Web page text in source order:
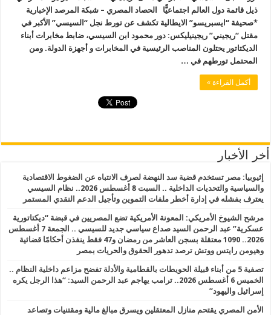
ذيل قائمة دول العالم اجتماعيًّا الحصاد المصري – شبكة المرصد الإخبارية
*صحيفة “ايسبريسو” الايطالية تكشف عن تورط نجل “السيسي” الأكبر في
مقتل “ريجيني” ريجينيليكس: دور محمود ابن السيسي، ضابط مخابرات أبناء
الديكتاتور يحتلون المناصب الرئيسية في المخابرات و أجهزة الدولة. ومن
المحتمل تورطهم في …
أكمل القراءة »
أخر الأخبار
إثيوبيا: مصر تستخدم قضية سد النهضة لصرف الانتباه عن الضغوط الاقتصادية
والسياسية والتحديات الداخلية .. السبت 8 أغسطس 2026.. نظام السيسي
يعترف بفشله في إدارة أخطر ملفات التموين وتأجيل الدعم النقدي المستمر
مرشح الشيوخ الأمريكي: المعونة الأمريكية تضع المصريين في قبضة “ديكتاتورية
عسكرية” عبد الرحمن السيد صداع سياسي جديد للسيسي .. الجمعة 7 أغسطس
2026.. 1090 معتقلة بسجن العاشر من رمضان و47 فقط ينفذن أحكامًا قضائية
وهيومن رايتس ووتش ترصد تدهور الحقوق والحريات بمصر
تصفية 5 من أبناء قبيلة الحويطات بالقطامية والأدلة تفضح مزاعم داخلية النظام ..
الخميس 6 أغسطس 2026.. ترامب يهاجم عبد الرحمن السيد: “هذا الرجل يكره
إسرائيل واليهود”
الأمن المصري يقتحم منازل المعتقلين ويسرق مبالغ مالية ومقتنيات وتصاعد